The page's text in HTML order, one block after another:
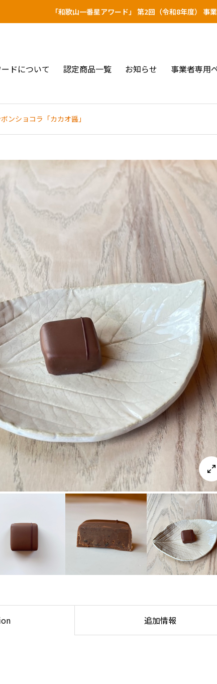
「和歌山一番星アワード」 第2回（令和8年度） 事
ドについて 認定商品一覧 お知らせ 事業者専用
ンショコラ「カカオ醤」

追加情報